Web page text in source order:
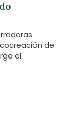
de
el